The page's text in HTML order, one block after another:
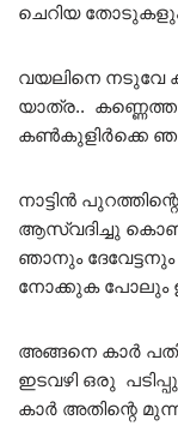
ചെറിയ
വയലിനെ നടുവേ
യാത്ര..
കൺകുളിർക്കെ
നാട്ടിൻ
ആസ്വദിച്ചു
ഞാനും
നോക്കുക പോലും
അങ്ങനെ കാർ
ഇടവഴി ഒരു
കാർ അതിന്റെ